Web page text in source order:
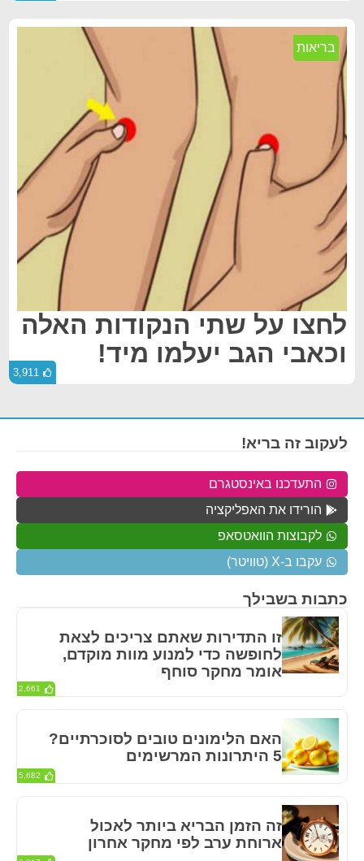
בריאות
לחצו על שתי הנקודות האלה
וכאבי הגב יעלמו מיד!
3,911
כתבות בשבילך
זו התדירות שאתם צריכים לצאת
לחופשה כדי למנוע מוות מוקדם,
אומר מחקר סוחף
2,661
האם הלימונים טובים לסוכרתיים?
5 היתרונות המרשימים
5,682
זה הזמן הבריא ביותר לאכול
ארוחת ערב לפי מחקר אחרון
לעקוב זה בריא!
התעדכנו באינסטגרם
הורידו את האפליקציה
לקבוצות הוואטסאפ
עקבו ב-X (טוויטר)